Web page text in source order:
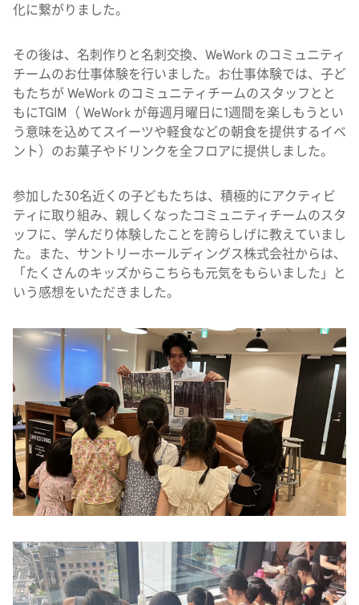
化に繋がりました。
その後は、名刺作りと名刺交換、WeWork のコミュニティ
チームのお仕事体験を行いました。お仕事体験では、子ど
もたちが WeWork のコミュニティチームのスタッフとと
もにTGIM（ WeWork が毎週月曜日に1週間を楽しもうとい
う意味を込めてスイーツや軽食などの朝食を提供するイベ
ント）のお菓子やドリンクを全フロアに提供しました。
参加した30名近くの子どもたちは、積極的にアクティビ
ティに取り組み、親しくなったコミュニティチームのスタ
ッフに、学んだり体験したことを誇らしげに教えていまし
た。また、サントリーホールディングス株式会社からは、
「たくさんのキッズからこちらも元気をもらいました」と
いう感想をいただきました。